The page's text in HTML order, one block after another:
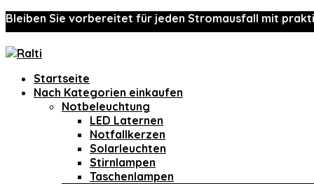
Bleiben Sie vorbereitet für jeden Stromausfall mit
Startseite
Nach Kategorien einkaufen
Notbeleuchtung
LED Laternen
Notfallkerzen
Solarleuchten
Stirnlampen
Taschenlampen